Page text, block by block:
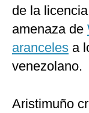
de la
amenaza de
aranceles a
venezolano.
Aristimuño